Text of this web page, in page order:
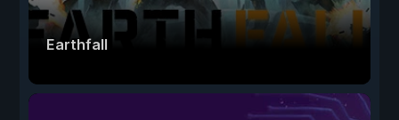
Earthfall